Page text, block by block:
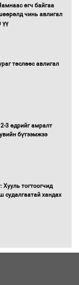
өгч байгаа
чинь авлигал
үү
төслөөс авлигал
3 өдрийг амралт
бүтээмжээ
тогтоогчид
судалгаатай хандах